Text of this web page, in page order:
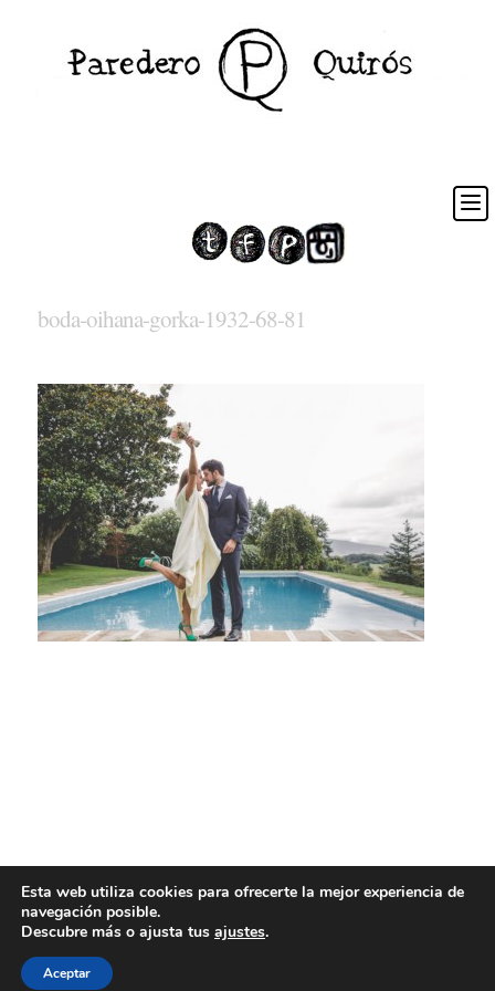
boda-oihana-gorka-1932-68-81
Esta web utiliza cookies para ofrecerte la mejor experiencia de
navegación posible.
Descubre más o ajusta tus ajustes.
Aceptar